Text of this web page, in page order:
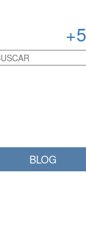
+
BLOG